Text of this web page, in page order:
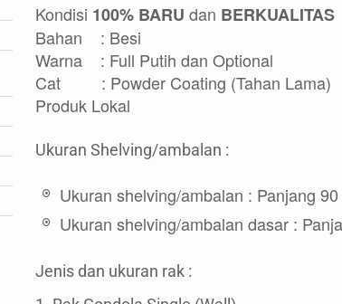
Kondisi 100% BARU dan BERKUALITAS
Bahan : Besi
Warna : Full Putih dan Optional
Cat : Powder Coating (Tahan Lama)
Produk Lokal
Ukuran Shelving/ambalan :
Ukuran shelving/ambalan : Panjang
Ukuran shelving/ambalan dasar :
Jenis dan ukuran rak :